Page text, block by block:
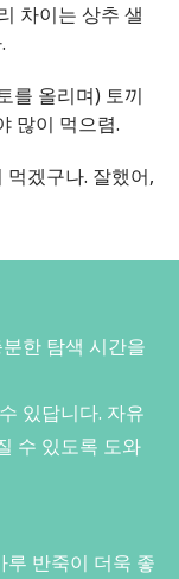
차이는 상추 샐
를 올리며) 토끼
많이 먹으렴.
겠구나. 잘했어,
한 탐색 시간을
있답니다. 자유
수 있도록 도와
반죽이 더욱 좋